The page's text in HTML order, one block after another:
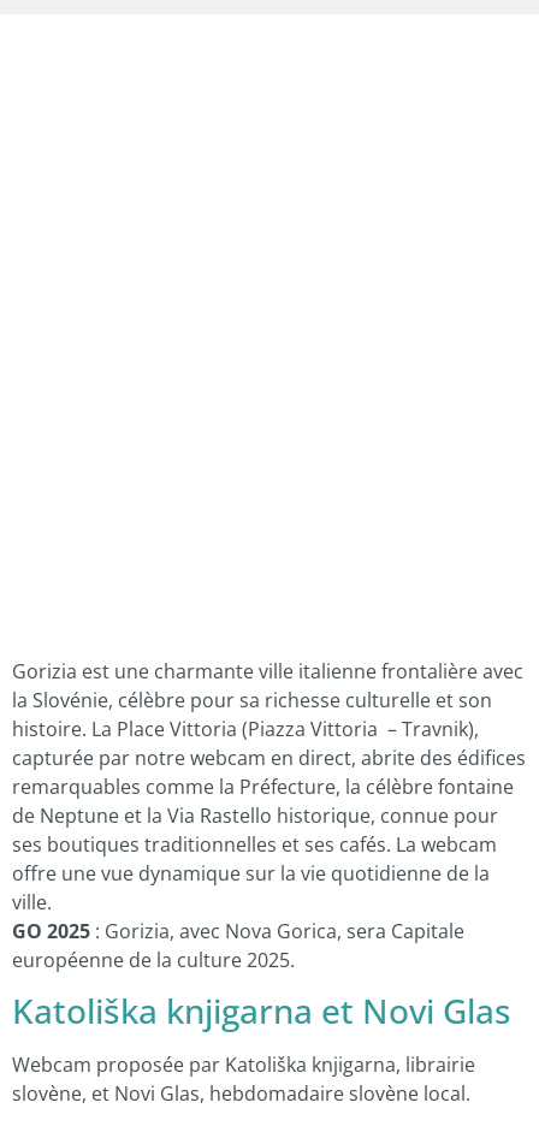
Gorizia est une charmante ville italienne frontalière avec
la Slovénie, célèbre pour sa richesse culturelle et son
histoire. La Place Vittoria (Piazza Vittoria – Travnik),
capturée par notre webcam en direct, abrite des édifices
remarquables comme la Préfecture, la célèbre fontaine
de Neptune et la Via Rastello historique, connue pour
ses boutiques traditionnelles et ses cafés. La webcam
offre une vue dynamique sur la vie quotidienne de la
ville.
GO 2025 : Gorizia, avec Nova Gorica, sera Capitale
européenne de la culture 2025.
Katoliška knjigarna et Novi Glas
Webcam proposée par Katoliška knjigarna, librairie
slovène, et Novi Glas, hebdomadaire slovène local.